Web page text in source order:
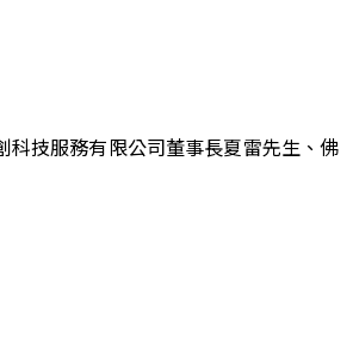
技服務有限公司董事長夏雷先生、佛